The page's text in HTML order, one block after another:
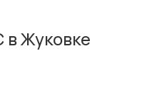
Жуковке